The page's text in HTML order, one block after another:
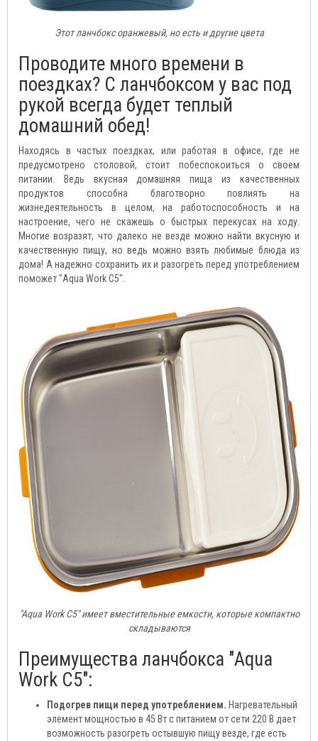
Этот ланчбокс оранжевый, но есть и другие цвета
Проводите много времени в
поездках? С ланчбоксом у вас под
рукой всегда будет теплый
домашний обед!
Находясь в частых поездках, или работая в офисе, где не
предусмотрено столовой, стоит побеспокоиться о своем
питании. Ведь вкусная домашняя пища из качественных
продуктов способна благотворно повлиять на
жизнедеятельность в целом, на работоспособность и на
настроение, чего не скажешь о быстрых перекусах на ходу.
Многие возразят, что далеко не везде можно найти вкусную и
качественную пищу, но ведь можно взять любимые блюда из
дома! А надежно сохранить их и разогреть перед употреблением
поможет "Aqua Work C5".
"Aqua Work C5" имеет вместительные емкости, которые компактно
складываются
Преимущества ланчбокса "Aqua
Work C5":
Подогрев пищи перед употреблением. Нагревательный
элемент мощностью в 45 Вт с питанием от сети 220 В дает
возможность разогреть остывшую пищу везде, где есть